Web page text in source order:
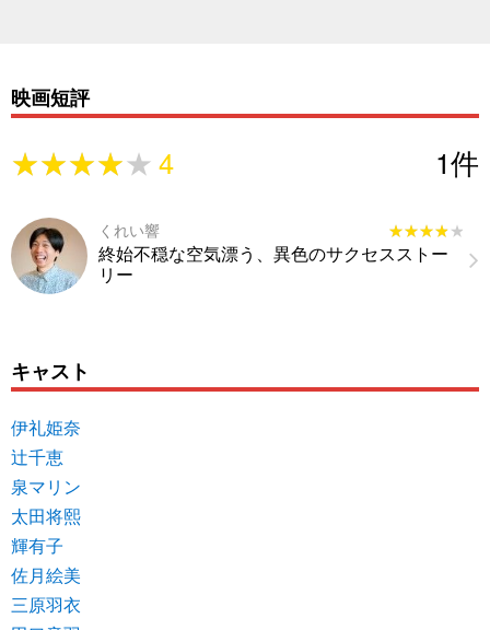
映画短評
★★★★★
★★★★★4 1件
くれい響 ★★★★★
★★★★★
終始不穏な空気漂う、異色のサクセスストー
リー
キャスト
伊礼姫奈
辻千恵
泉マリン
太田将熙
輝有子
佐月絵美
三原羽衣